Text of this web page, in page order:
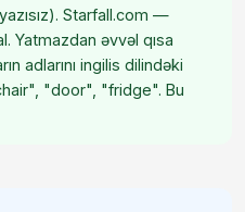
Starfall.com —
Yatmazdan əvvəl qısa
adlarını ingilis dilindəki
"door", "fridge". Bu